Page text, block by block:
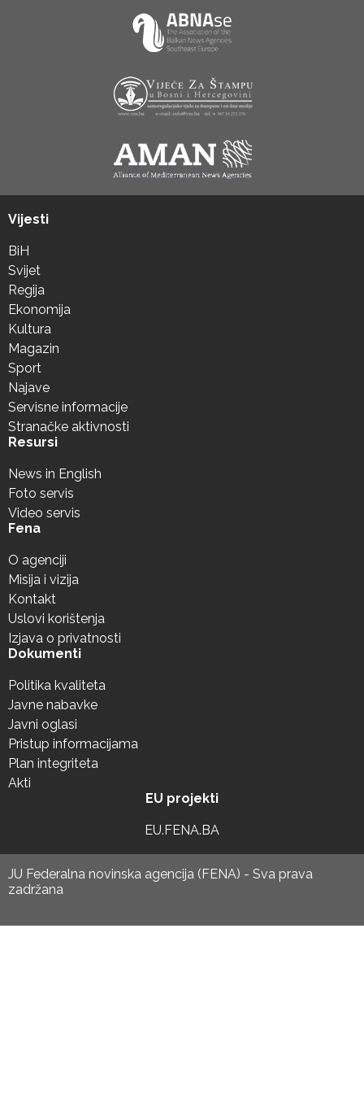
Vijesti
BiH
Svijet
Regija
Ekonomija
Kultura
Magazin
Sport
Najave
Servisne informacije
Stranačke aktivnosti
Resursi
News in English
Foto servis
Video servis
Fena
O agenciji
Misija i vizija
Kontakt
Uslovi korištenja
Izjava o privatnosti
Dokumenti
Politika kvaliteta
Javne nabavke
Javni oglasi
Pristup informacijama
Plan integriteta
Akti
EU projekti
EU.FENA.BA
JU Federalna novinska agencija (FENA) - Sva prava
zadržana